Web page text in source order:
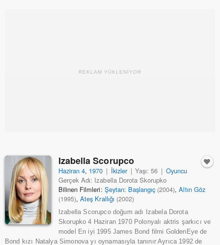
REKLAM YÜKLENİYOR
Izabella Scorupco
Haziran 4, 1970 | İkizler | Yaşı: 56 | Oyuncu
Gerçek Adı: Izabella Dorota Skorupko
Bilinen Filmleri: Şeytan: Başlangıç (2004),Altın Göz
(1995),Ateş Krallığı (2002)
Izabella Scorupco doğum adı Izabela Dorota
Skorupko 4 Haziran 1970 Polonyalı aktris şarkıcı ve
model En iyi 1995 James Bond filmi GoldenEye de
Bond kızı Natalya Simonova yı oynamasıyla tanınır Ayrıca 1992 de